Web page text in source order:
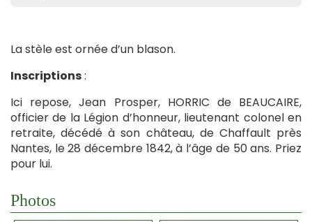
La stèle est ornée d’un blason.
Inscriptions:
Ici repose, Jean Prosper, HORRIC de BEAUCAIRE,
officier de la Légion d’honneur, lieutenant colonel en
retraite, décédé à son château, de Chaffault près
Nantes, le 28 décembre 1842, à l’âge de 50 ans. Priez
pour lui.
Photos